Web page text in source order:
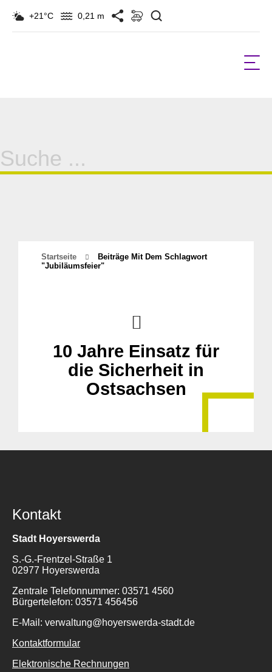
+21°C 0,21 m
Suche
für:
Startseite
Beiträge Mit Dem Schlagwort
"jubiläumsfeier"
10 Jahre Einsatz für
die Sicherheit in
Ostsachsen
Kontakt
Stadt Hoyerswerda
S.-G.-Frentzel-Straße 1
02977 Hoyerswerda
Zentrale Telefonnummer: 03571 4560
Bürgertelefon: 03571 456456
E-Mail: verwaltung@hoyerswerda-stadt.de
Kontaktformular
Elektronische Rechnungen